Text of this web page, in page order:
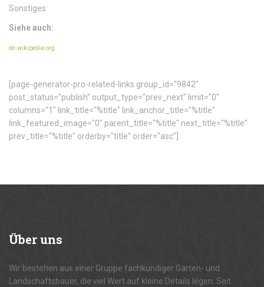
Sonstiges:
Siehe auch:
de.wikipedia.org
[page-generator-pro-related-links group_id="9842"
post_status="publish" output_type="prev_next" limit="0"
columns="1" link_title="%title" link_anchor_title="%title"
link_featured_image="0" parent_title="%title" next_title="%title"
prev_title="%title" orderby="title" order="asc"]
Überuns
Wir bestehen aus einer Gruppe fachkundiger Garten- und
Landschaftsbauer, die viel Wert auf kleine Details legen. Seit